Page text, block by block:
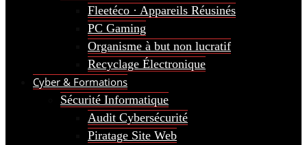
Fleetéco · Appareils Réusinés
PC Gaming
Organisme à but non lucratif
Recyclage Électronique
Cyber & Formations
Sécurité Informatique
Audit Cybersécurité
Piratage Site Web